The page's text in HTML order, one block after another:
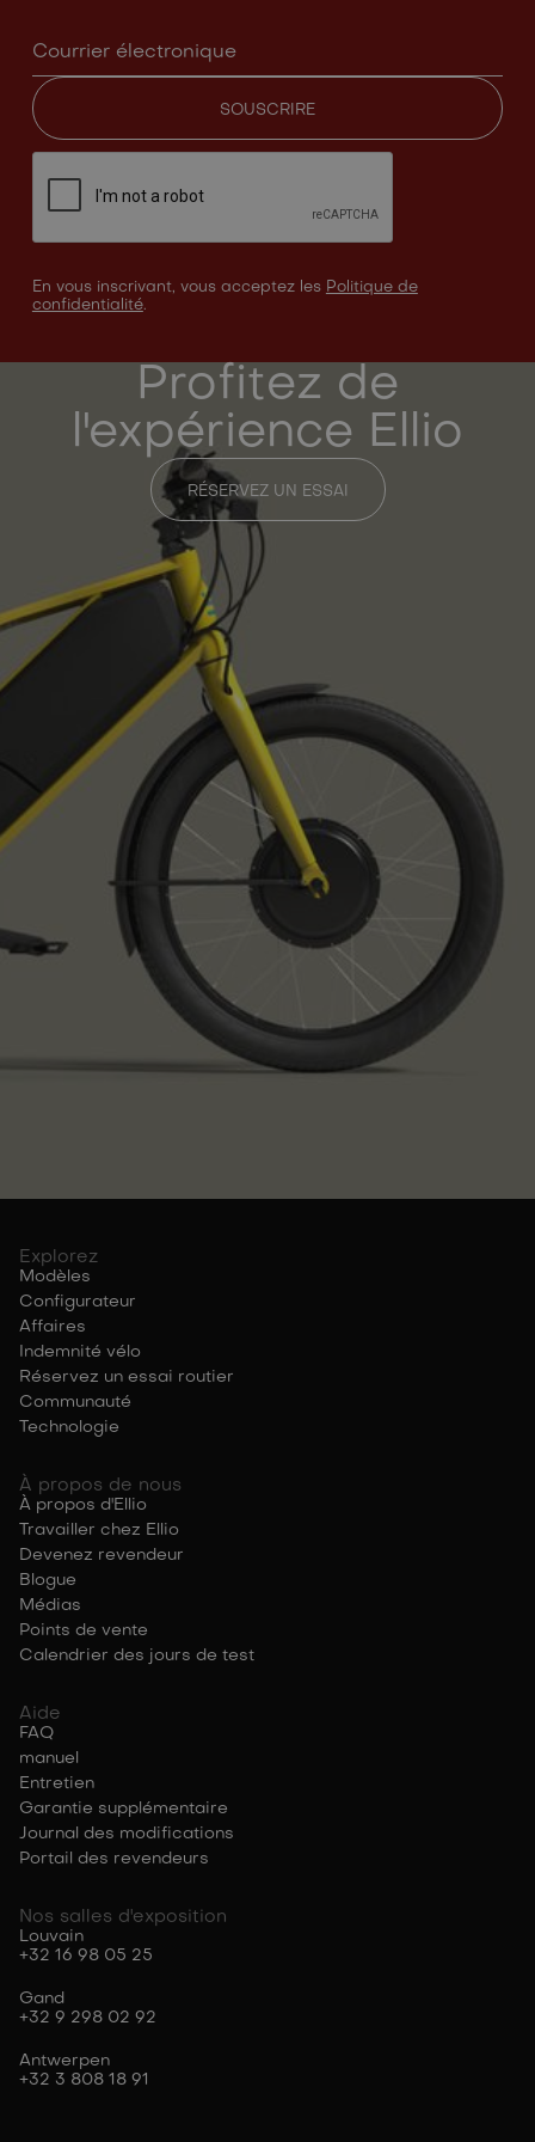
En vous inscrivant, vous acceptez les Politique de
confidentialité.
Profitez de
l'expérience Ellio
RÉSERVEZ UN ESSAI
Explorez
Modèles
Configurateur
Affaires
Indemnité vélo
Réservez un essai routier
Communauté
Technologie
À propos de nous
À propos d'Ellio
Travailler chez Ellio
Devenez revendeur
Blogue
Médias
Points de vente
Calendrier des jours de test
Aide
FAQ
manuel
Entretien
Garantie supplémentaire
Journal des modifications
Portail des revendeurs
Nos salles d'exposition
Louvain
+32 16 98 05 25
Gand
+32 9 298 02 92
Antwerpen
+32 3 808 18 91